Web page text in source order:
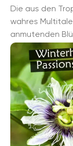
Die aus den
wahres
anmutenden
Generationen